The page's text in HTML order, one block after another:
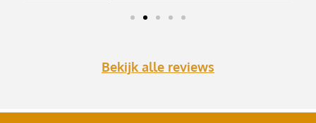
Bekijk alle reviews